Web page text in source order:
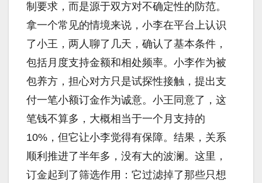
制要求，而是源于双方对不确定性的防范。
拿一个常见的情境来说，小李在平台上认识
了小王，两人聊了几天，确认了基本条件，
包括月度支持金额和相处频率。小李作为被
包养方，担心对方只是试探性接触，提出支
付一笔小额订金作为诚意。小王同意了，这
笔钱不算多，大概相当于一个月支持的
10%，但它让小李觉得有保障。结果，关系
顺利推进了半年多，没有大的波澜。这里，
订金起到了筛选作用：它过滤掉了那些只想